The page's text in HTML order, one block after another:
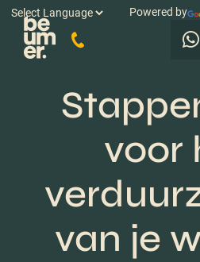
Powered by
voor
van je